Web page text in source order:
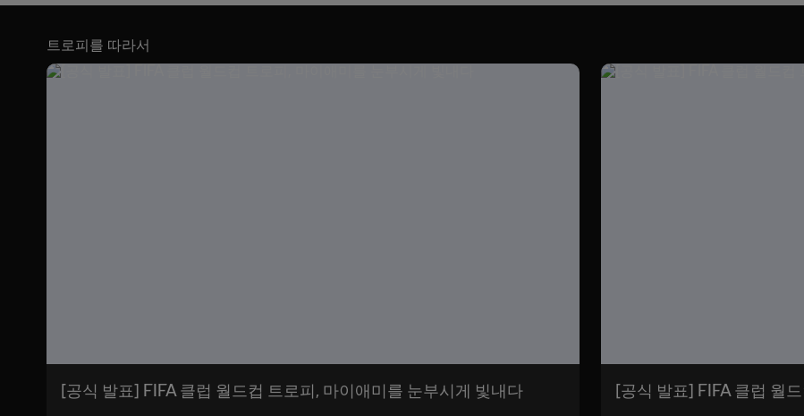
트로피를 따라서
[공식 발표] FIFA 클럽 월드컵 트로피, 마이애미를 눈부시게 빛내다 [공식 발표] FIFA 클럽 월